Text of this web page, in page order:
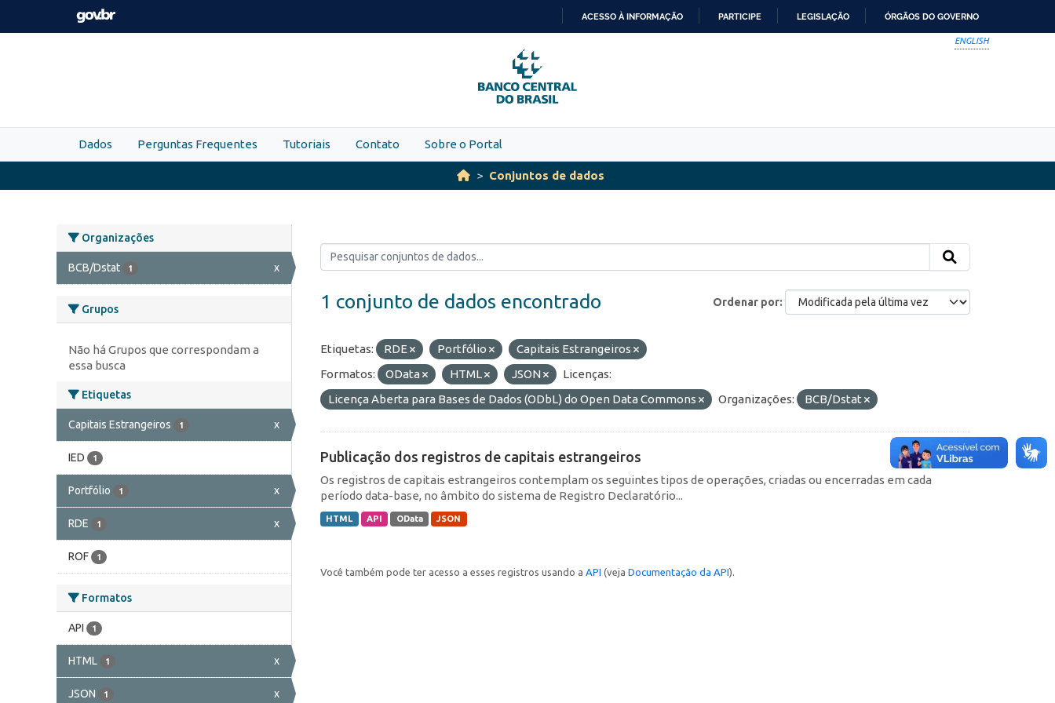
Skip to main content
PARA
O
CONTEÚDO
ACESSO À INFORMAÇÃO PARTICIPE LEGISLAÇÃO ÓRGÃOS DO GOVERNO
ENGLISH
Dados Perguntas Frequentes Tutoriais Contato Sobre o Portal
Conjuntos de dados
Organizações
BCB/Dstat 1 x
Grupos
Não há Grupos que correspondam a
essa busca
Etiquetas
Capitais Estrangeiros 1 x
IED 1
Portfólio 1 x
RDE 1 x
ROF 1
Formatos
API 1
HTML 1 x
JSON 1 x
Ordenar por
1 conjunto de dados encontrado
Etiquetas: RDE Portfólio
Capitais Estrangeiros
Formatos:
OData HTML JSON
Licenças:
Licença Aberta para Bases de Dados (ODbL) do Open Data Commons
Organizações: BCB/Dstat
Publicação dos registros de capitais estrangeiros
Os registros de capitais estrangeiros contemplam os seguintes tipos de operações, criadas ou encerradas em cada
período data-base, no âmbito do sistema de Registro Declaratório...
HTML API OData JSON
Você também pode ter acesso a esses registros usando a API (veja Documentação da API).